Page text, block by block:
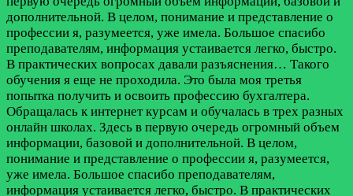
дополнительной. В целом, понимание и представление о
профессии я, разумеется, уже имела. Большое спасибо
преподавателям, информация устаивается легко, быстро.
В практических вопросах давали разъяснения… Такого
обучения я еще не проходила. Это была моя третья
попытка получить и освоить профессию бухгалтера.
Обращалась к интернет курсам и обучалась в трех разных
онлайн школах. Здесь в первую очередь огромный объем
информации, базовой и дополнительной. В целом,
понимание и представление о профессии я, разумеется,
уже имела. Большое спасибо преподавателям,
информация устаивается легко, быстро. В практических